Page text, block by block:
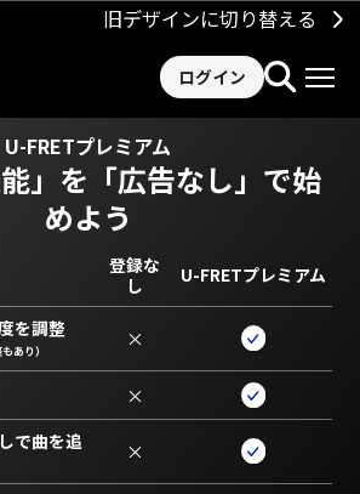
旧デザインに切り替える
ログイン
U-FRETプレミアム
」を 「広告なし」で始
めよう
登録な
し
U-FRETプレミアム
を調整
あり） ×
×
で曲を追
×